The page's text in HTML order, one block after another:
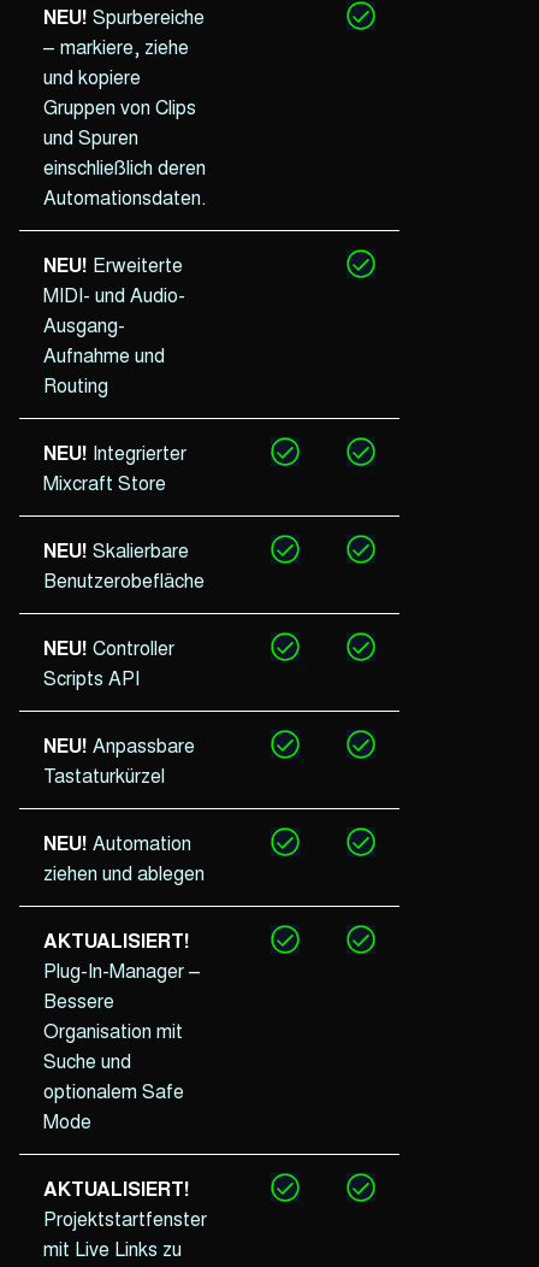
NEU! Spurbereiche
– markiere, ziehe
und kopiere
Gruppen von Clips
und Spuren
einschließlich deren
Automationsdaten.
NEU! Erweiterte
MIDI- und Audio-
Ausgang-
Aufnahme und
Routing
NEU! Integrierter
Mixcraft Store
NEU! Skalierbare
Benutzerobefläche
NEU! Controller
Scripts API
NEU! Anpassbare
Tastaturkürzel
NEU! Automation
ziehen und ablegen
AKTUALISIERT!
Plug-In-Manager –
Bessere
Organisation mit
Suche und
optionalem Safe
Mode
AKTUALISIERT!
Projektstartfenster
mit Live Links zu